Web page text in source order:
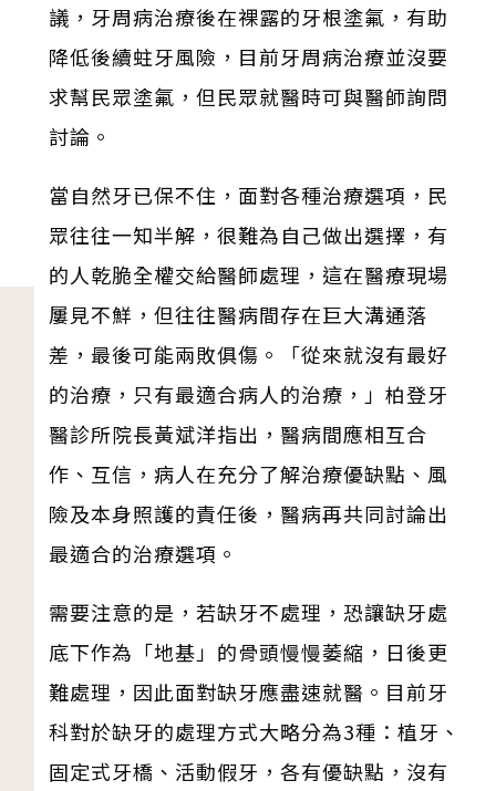
議，牙周病治療後在裸露的牙根塗氟，有助
降低後續蛀牙風險，目前牙周病治療並沒要
求幫民眾塗氟，但民眾就醫時可與醫師詢問
討論。
當自然牙已保不住，面對各種治療選項，民
眾往往一知半解，很難為自己做出選擇，有
的人乾脆全權交給醫師處理，這在醫療現場
屢見不鮮，但往往醫病間存在巨大溝通落
差，最後可能兩敗俱傷。「從來就沒有最好
的治療，只有最適合病人的治療，」柏登牙
醫診所院長黃斌洋指出，醫病間應相互合
作、互信，病人在充分了解治療優缺點、風
險及本身照護的責任後，醫病再共同討論出
最適合的治療選項。
需要注意的是，若缺牙不處理，恐讓缺牙處
底下作為「地基」的骨頭慢慢萎縮，日後更
難處理，因此面對缺牙應盡速就醫。目前牙
科對於缺牙的處理方式大略分為3種：植牙、
固定式牙橋、活動假牙，各有優缺點，沒有